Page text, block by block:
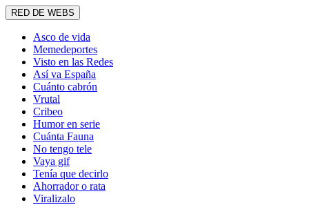
RED DE WEBS
Asco de vida
Memedeportes
Visto en las Redes
Así va España
Cuánto cabrón
Vrutal
Cribeo
Humor en serie
Cuánta Fauna
No tengo tele
Vaya gif
Tenía que decirlo
Ahorrador o rata
Viralizalo